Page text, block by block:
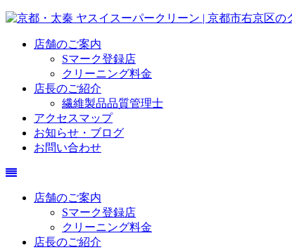
店舗のご案内
Sマーク登録店
クリーニング料金
店長のご紹介
繊維製品品質管理士
アクセスマップ
お知らせ・ブログ
お問い合わせ
店舗のご案内
Sマーク登録店
クリーニング料金
店長のご紹介